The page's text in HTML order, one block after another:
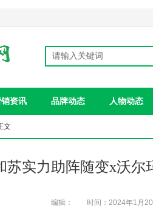
资讯 品牌动态 人物动态
文
苏实力助阵随变x沃尔
编辑： 时间：2024年1月